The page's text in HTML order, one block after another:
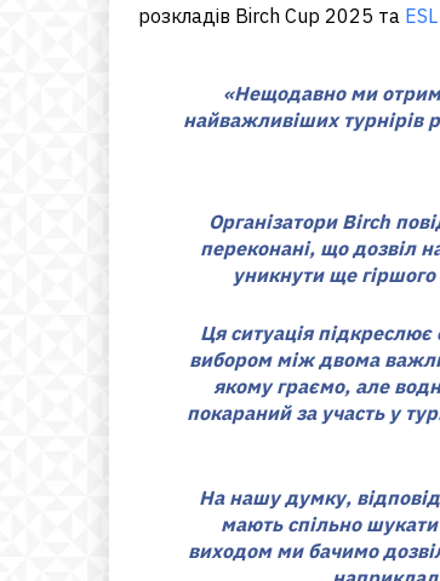
розкладів Birch Cup 2025 та
«Нещодавно ми
найважливіших турнірів
Організатори Birch
переконані, що дозвіл
уникнути ще гіршого
Ця ситуація
вибором між двома
якому граємо, але
покараний за участь у
На нашу думку,
мають спільно
виходом ми бачимо